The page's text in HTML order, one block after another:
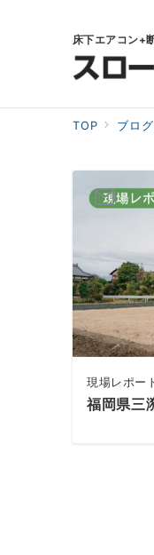
床下エアコン+
TOP ブロ
現場レポー
福岡県三